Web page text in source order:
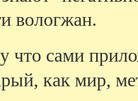
вологжан.
что сами
как мир,